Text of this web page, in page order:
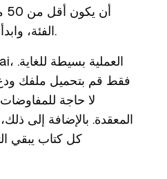
الفئة، وابدأ عملية الترجمة.
فقط قم بتحميل ملفك ودع
لا حاجة
المعقدة. بالإضافة إلى
كل كتاب يبقي